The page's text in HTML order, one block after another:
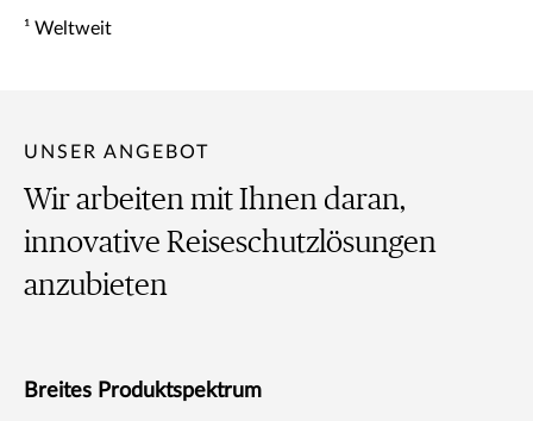
¹ Weltweit
UNSER ANGEBOT
Wir arbeiten mit Ihnen daran,
innovative Reiseschutzlösungen
anzubieten
Breites Produktspektrum